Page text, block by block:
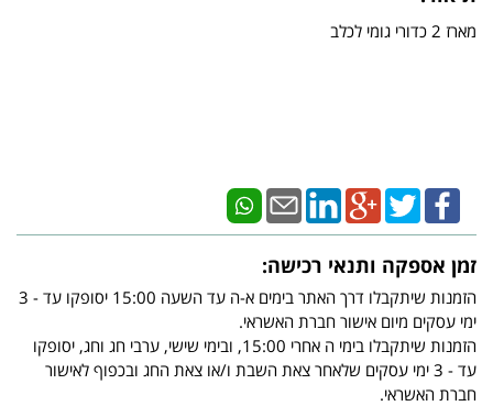
מארז 2 כדורי גומי לכלב
זמן אספקה ותנאי רכישה:
הזמנות שיתקבלו דרך האתר בימים א-ה עד השעה 15:00 יסופקו עד - 3
ימי עסקים מיום אישור חברת האשראי.
הזמנות שיתקבלו בימי ה אחרי 15:00, ובימי שישי, ערבי חג וחג, יסופקו
עד - 3 ימי עסקים שלאחר צאת השבת ו/או צאת החג ובכפוף לאישור
חברת האשראי.